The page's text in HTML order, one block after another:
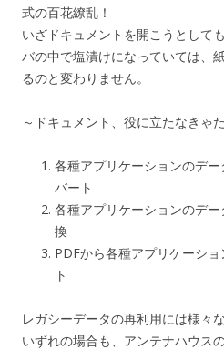
式の百花繚乱！
いざドキュメントを開こうとして
バの中で塩漬けになっていては、
るのと変わりません。
～ドキュメント、役に立たなきゃ
各種アプリケーションのデ
バート
各種アプリケーションのデ
換
PDFから各種アプリケーシ
ト
レガシーデータの再利用には様々
いずれの場合も、アンテナハウス